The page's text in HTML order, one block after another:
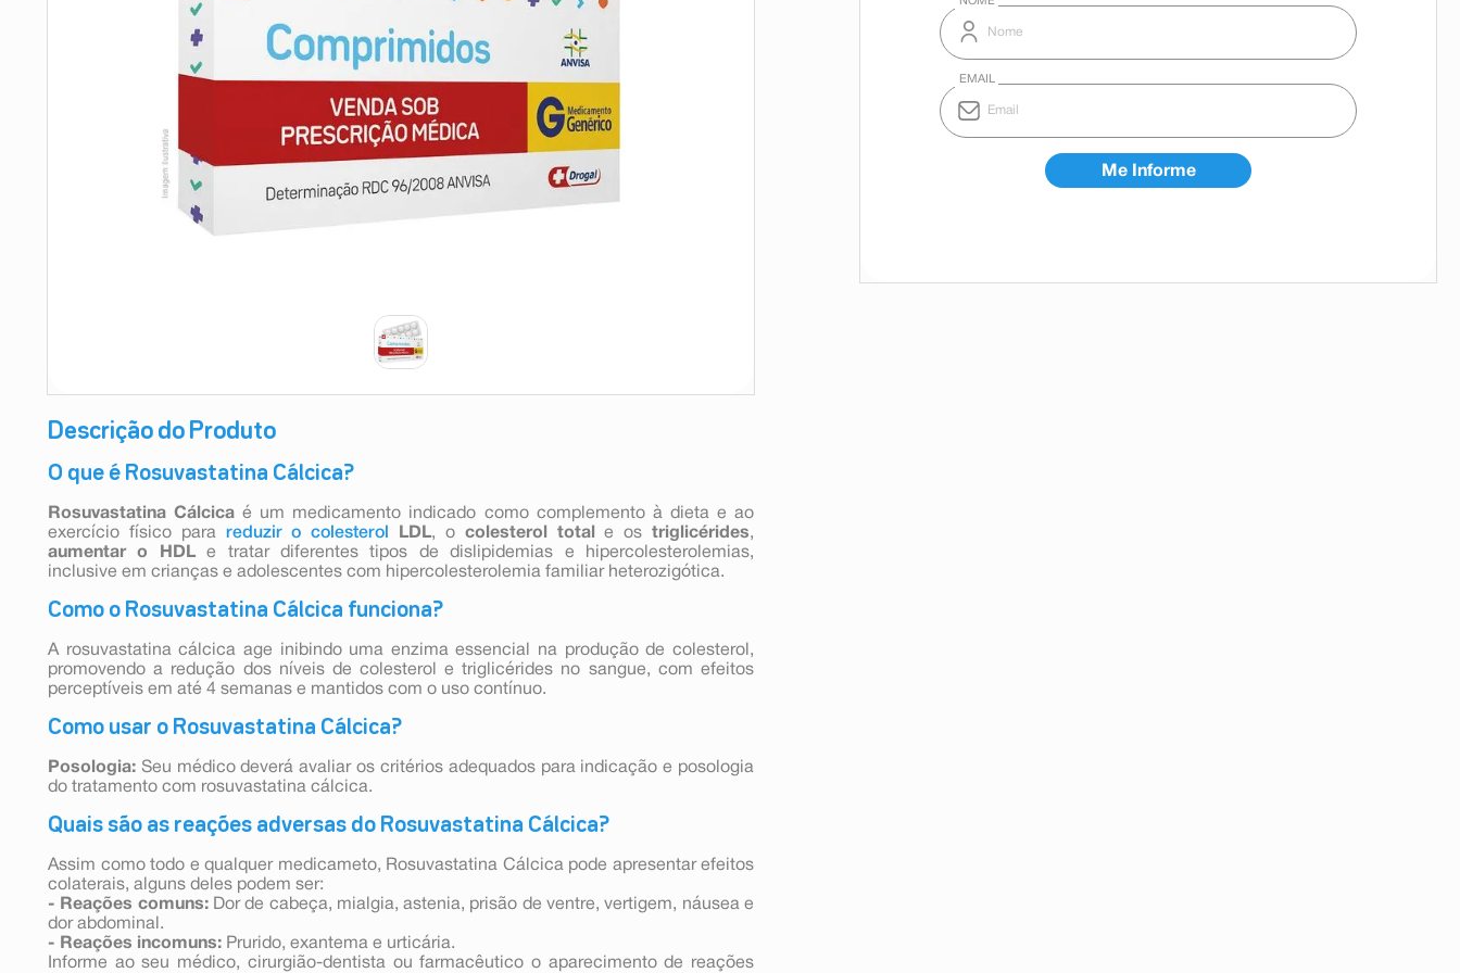
Descrição do Produto
O que é Rosuvastatina Cálcica?
Rosuvastatina Cálcica é um medicamento indicado como complemento à dieta e ao
exercício físico para reduzir o colesterol LDL, o colesterol total e ostriglicérides,
aumentar o HDLe tratar diferentes tipos de dislipidemias e hipercolesterolemias,
inclusive em crianças e adolescentes com hipercolesterolemia familiar heterozigótica.
Como o Rosuvastatina Cálcica funciona?
A rosuvastatina cálcica age inibindo uma enzima essencial na produção de colesterol,
promovendo a redução dos níveis de colesterol e triglicérides no sangue, com efeitos
perceptíveis em até 4 semanas e mantidos com o uso contínuo.
Como usar o Rosuvastatina Cálcica?
Posologia: Seu médico deverá avaliar os critérios adequados para indicação e posologia
do tratamento com rosuvastatina cálcica.
Quais são as reações adversas do Rosuvastatina Cálcica?
Assim como todo e qualquer medicameto, Rosuvastatina Cálcica pode apresentar efeitos
colaterais, alguns deles podem ser:
- Reações comuns:Dor de cabeça, mialgia, astenia, prisão de ventre, vertigem, náusea e
dor abdominal.
- Reações incomuns: Prurido, exantema e urticária.
Informe ao seu médico, cirurgião-dentista ou farmacêutico o aparecimento de reações
10ºabsorvente